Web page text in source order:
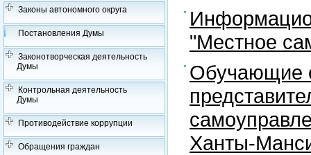
Законы автономного округа
Постановления Думы
Законотворческая деятельность
Думы
Контрольная деятельность
Думы
Противодействие коррупции
Обращения граждан
"Местное
Обучающие
Ханты-